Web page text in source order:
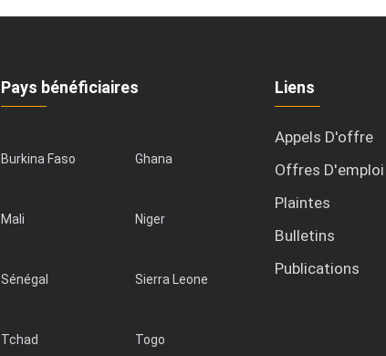
Pays bénéficiaires
Burkina Faso Ghana
Mali Niger
Sénégal Sierra Leone
Tchad Togo
Liens
Appels D'offre
Offres D'emploi
Plaintes
Bulletins
Publications